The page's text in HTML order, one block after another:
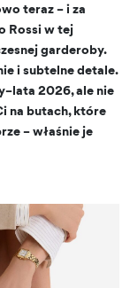
teraz – i za
Rossi w tej
garderoby.
i subtelne detale.
2026, ale nie
na butach, które
– właśnie je